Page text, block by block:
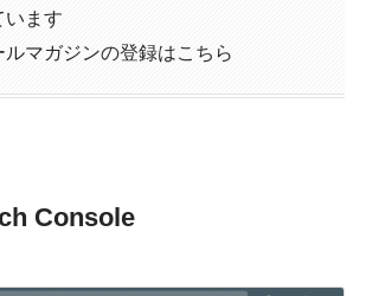
います
ルマガジンの登録はこちら
Console